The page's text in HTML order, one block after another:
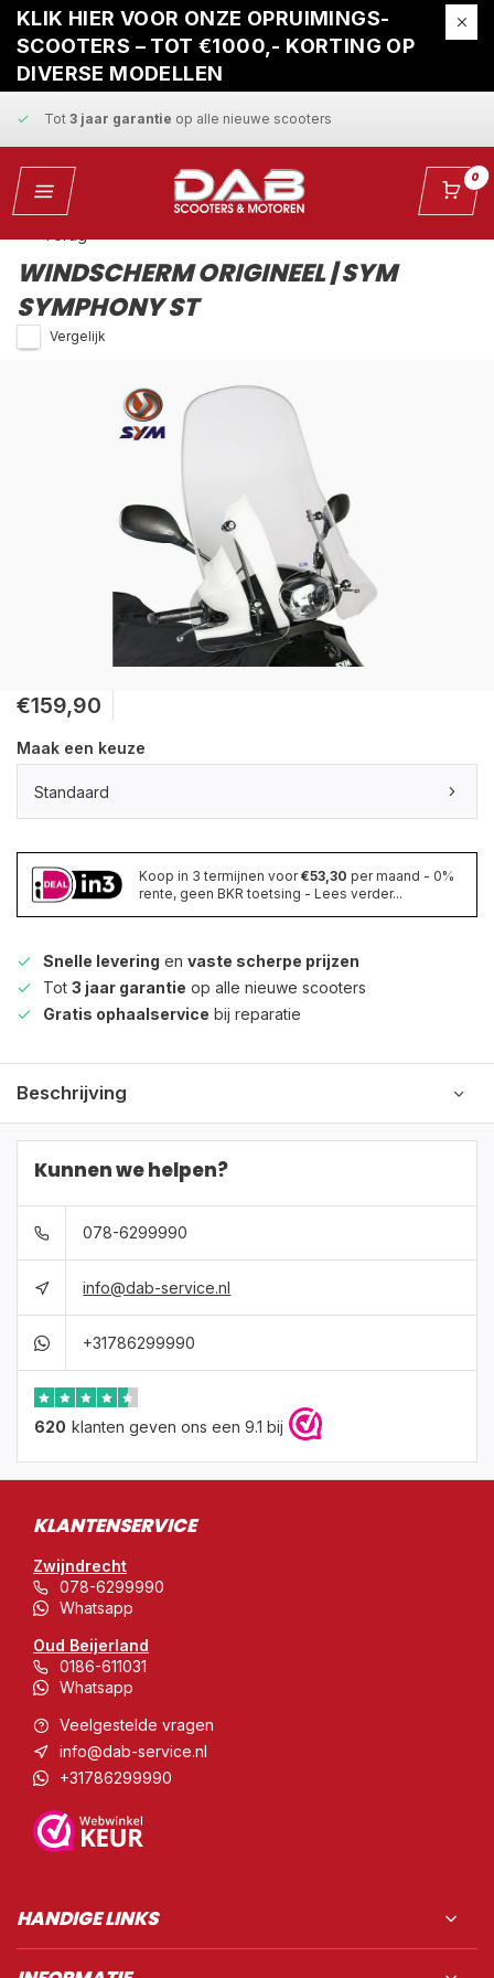
KLIK HIER VOOR ONZE OPRUIMINGS-
SCOOTERS – TOT €1000,- KORTING OP
DIVERSE MODELLEN
Gratis ophaalservicebij reparatie
Snelle leveringen vaste scherpe prijzen
Tot 3 jaar garantie op alle nieuwe scooters
Gratis ophaalservicebij reparatie 0
WINDSCHERM ORIGINEEL | SYM
SYMPHONY ST
Vergelijk
€159,90
Maak een keuze
Standaard
Koop in 3 termijnen voor€53,30 per maand - 0%
rente, geen BKR toetsing - Lees verder...
Snelle levering en vaste scherpe prijzen
Tot 3 jaar garantie op alle nieuwe scooters
Gratis ophaalservice bij reparatie
Beschrijving
Kunnen we helpen?
078-6299990
info@dab-service.nl
+31786299990
620 klanten geven ons een 9.1 bij
KLANTENSERVICE
Zwijndrecht
078-6299990
Whatsapp
Oud Beijerland
0186-611031
Whatsapp
Veelgestelde vragen
info@dab-service.nl
+31786299990
HANDIGE LINKS